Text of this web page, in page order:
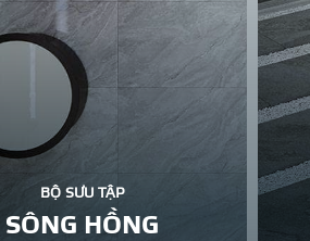
BỘ SƯU TẬP
SÔNG HỒNG